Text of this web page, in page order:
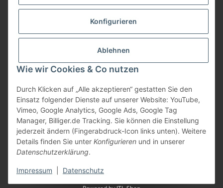
Konfigurieren
Ablehnen
Wie wir Cookies & Co nutzen
Durch Klicken auf „Alle akzeptieren“ gestatten Sie den
Einsatz folgender Dienste auf unserer Website: YouTube,
Vimeo, Google Analytics, Google Ads, Google Tag
Manager, Billiger.de Tracking. Sie können die Einstellung
jederzeit ändern (Fingerabdruck-Icon links unten). Weitere
Details finden Sie unter Konfigurieren und in unserer
Datenschutzerklärung.
Impressum Datenschutz
Gesetzliche Informationen
Bezahlung
Vertrag widerrufen